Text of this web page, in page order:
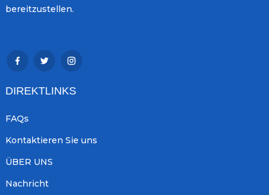
bereitzustellen.
DIREKTLINKS
FAQs
Kontaktieren Sie uns
ÜBER UNS
Nachricht